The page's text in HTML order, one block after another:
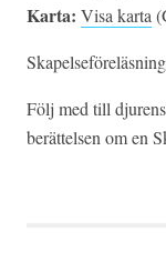
Karta: Visa karta
Följ med till
berättelsen om en